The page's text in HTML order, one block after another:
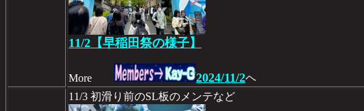
11/2【早稲田祭の様子】
More 2024/11/2ヘ
11/3 初滑り前のSL板のメンテなど